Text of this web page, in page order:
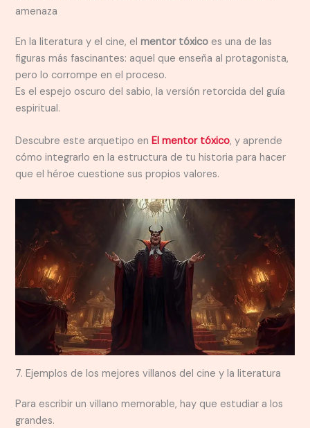
amenaza
En la literatura y el cine, elmentor tóxico es una de las
figuras más fascinantes: aquel que enseña al protagonista,
pero lo corrompe en el proceso.
Es el espejo oscuro del sabio, la versión retorcida del guía
espiritual.
Descubre este arquetipo enEl mentor tóxico, y aprende
cómo integrarlo en la estructura de tu historia para hacer
que el héroe cuestione sus propios valores.
7. Ejemplos de los mejores villanos del cine y la literatura
Para escribir un villano memorable, hay que estudiar a los
grandes.